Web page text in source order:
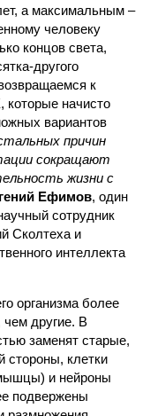
а максимальным –
человеку
концов света,
другого
к
которые начисто
вариантов
причин
сокращают
жизни с
Ефимов, один
сотрудник
Сколтеха и
интеллекта
организма более
другие. В
заменят старые,
стороны, клетки
и нейроны
подвержены